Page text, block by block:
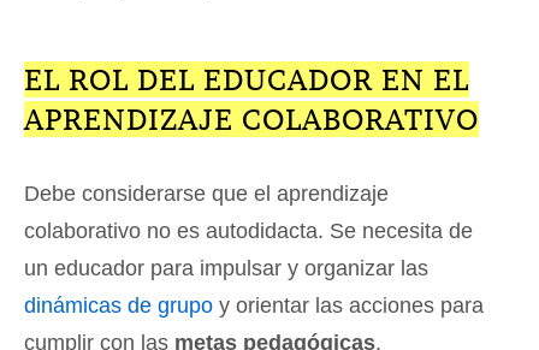
EL ROL DEL EDUCADOR EN EL
APRENDIZAJE COLABORATIVO
Debe considerarse que el aprendizaje
colaborativo no es autodidacta. Se necesita de
un educador para impulsar y organizar las
dinámicas de grupo y orientar las acciones para
cumplir con las metas pedagógicas.